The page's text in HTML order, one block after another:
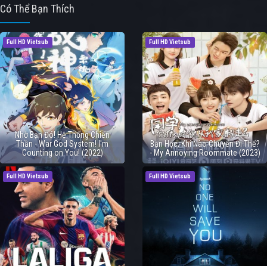
Có Thể Bạn Thích
Full HD Vietsub
Nhờ Bạn Đó! Hệ Thống Chiến
Thần - War God System! I'm
Counting on You! (2022)
Full HD Vietsub
Bạn Học, Khi Nào Chuyển Đi Thế?
- My Annoying Roommate (2023)
Full HD Vietsub Full HD Vietsub